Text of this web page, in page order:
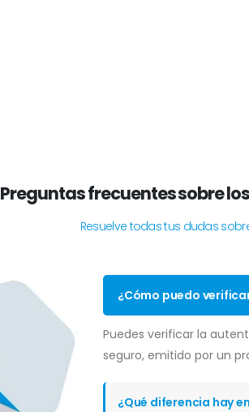
Preguntas frecuentes sobre los
Resuelve todas tus dudas
¿Cómo puedo
Puedes verificar la
seguro, emitido por un
¿Qué diferencia hay